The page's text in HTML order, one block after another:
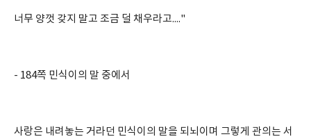
너무 양껏 갖지 말고 조금 덜 채우라고...."
- 184쪽 민식이의 말 중에서
사랑은 내려놓는 거라던 민식이의 말을 되뇌이며 그렇게 관의는 서